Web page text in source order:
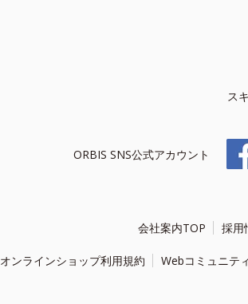
ス
ORBIS SNS公式アカウント
会社案内TOP 採用
オンラインショップ利用規約 Webコミュニテ